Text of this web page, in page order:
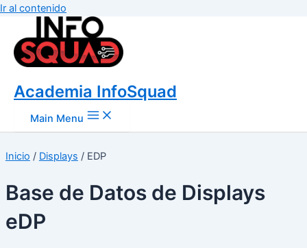
Ir al contenido
Academia InfoSquad
Main Menu
Inicio / Displays / EDP
Base de Datos de Displays
eDP